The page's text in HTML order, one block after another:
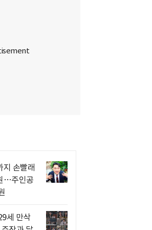
지 손빨래
…주인공
세 만삭